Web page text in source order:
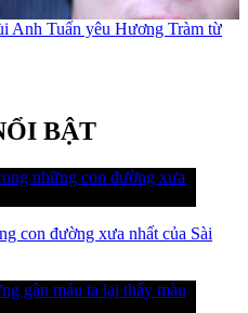
Anh Tuấn yêu Hương Tràm từ
BẬT
con đường xưa nhất của Sài